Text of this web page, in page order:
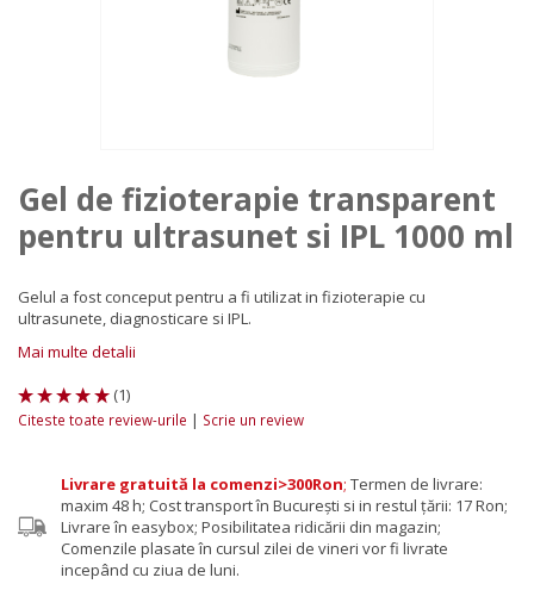
Gel de fizioterapie transparent
pentru ultrasunet si IPL 1000 ml
Gelul a fost conceput pentru a fi utilizat in fizioterapie cu
ultrasunete, diagnosticare si IPL.
Mai multe detalii
(1)
Citeste toate review-urile | Scrie un review
Livrare gratuită la comenzi>300Ron; Termen de livrare:
maxim 48 h; Cost transport în București si in restul țării: 17 Ron;
Livrare în easybox; Posibilitatea ridicării din magazin;
Comenzile plasate în cursul zilei de vineri vor fi livrate
incepând cu ziua de luni.